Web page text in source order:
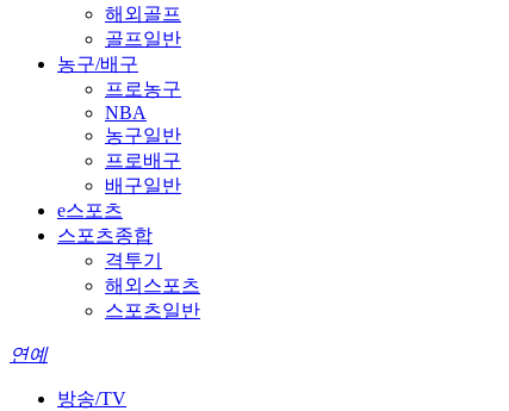
해외골프
골프일반
농구/배구
프로농구
NBA
농구일반
프로배구
배구일반
e스포츠
스포츠종합
격투기
해외스포츠
스포츠일반
연예
방송/TV